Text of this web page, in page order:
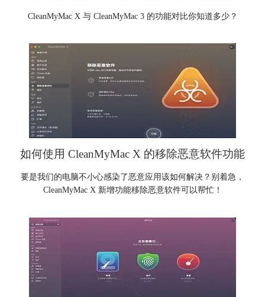
CleanMyMac X 与 CleanMyMac 3 的功能对比你知道多少？
如何使用 CleanMyMac X 的移除恶意软件功能
要是我们的电脑不小心感染了恶意应用该如何解决？别着急，
CleanMyMac X 新增功能移除恶意软件可以帮忙！